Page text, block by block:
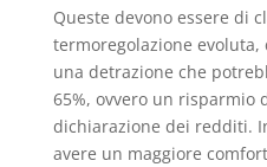
Queste devono essere di
termoregolazione
una detrazione che
65%, ovvero un risparmio
dichiarazione dei redditi.
avere un maggiore